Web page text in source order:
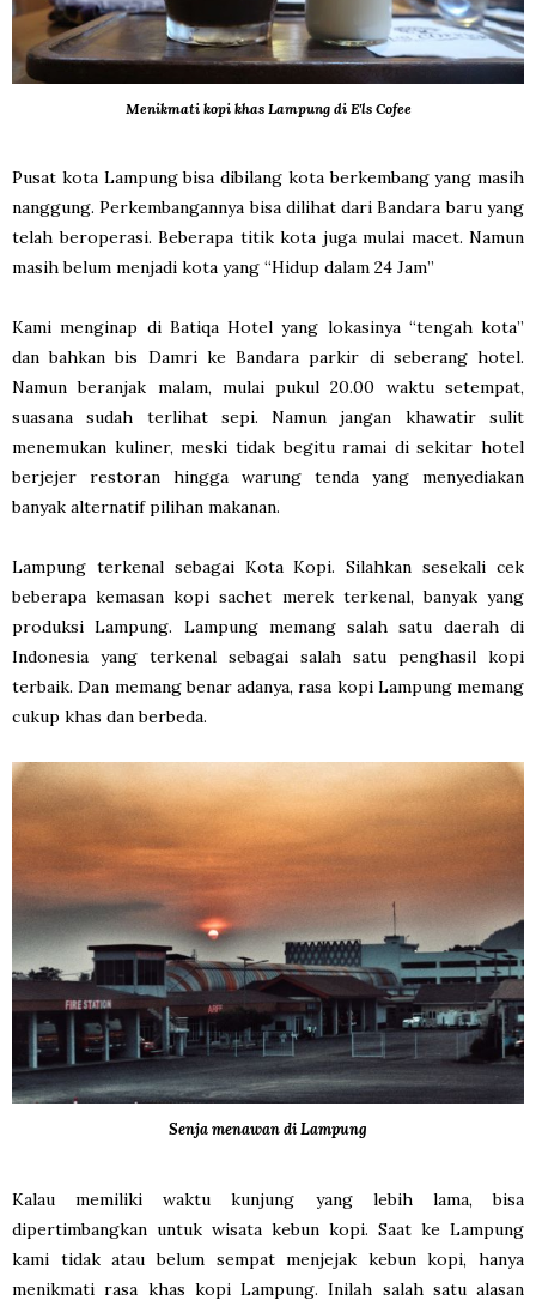
Menikmati kopi khas Lampung di E'ls Cofee
Pusat kota Lampung bisa dibilang kota berkembang yang masih
nanggung. Perkembangannya bisa dilihat dari Bandara baru yang
telah beroperasi. Beberapa titik kota juga mulai macet. Namun
masih belum menjadi kota yang “Hidup dalam 24 Jam”
Kami menginap di Batiqa Hotel yang lokasinya “tengah kota”
dan bahkan bis Damri ke Bandara parkir di seberang hotel.
Namun beranjak malam, mulai pukul 20.00 waktu setempat,
suasana sudah terlihat sepi. Namun jangan khawatir sulit
menemukan kuliner, meski tidak begitu ramai di sekitar hotel
berjejer restoran hingga warung tenda yang menyediakan
banyak alternatif pilihan makanan.
Lampung terkenal sebagai Kota Kopi. Silahkan sesekali cek
beberapa kemasan kopi sachet merek terkenal, banyak yang
produksi Lampung. Lampung memang salah satu daerah di
Indonesia yang terkenal sebagai salah satu penghasil kopi
terbaik. Dan memang benar adanya, rasa kopi Lampung memang
cukup khas dan berbeda.
Senja menawan di Lampung
Kalau memiliki waktu kunjung yang lebih lama, bisa
dipertimbangkan untuk wisata kebun kopi. Saat ke Lampung
kami tidak atau belum sempat menjejak kebun kopi, hanya
menikmati rasa khas kopi Lampung. Inilah salah satu alasan